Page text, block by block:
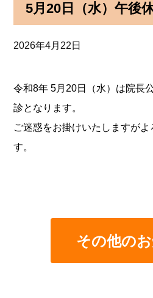
5月20日（水）午後
2026年4月22日
令和8年 5月20日（水）は院長
診となります。
ご迷惑をお掛けいたしますがよ
す。
その他の